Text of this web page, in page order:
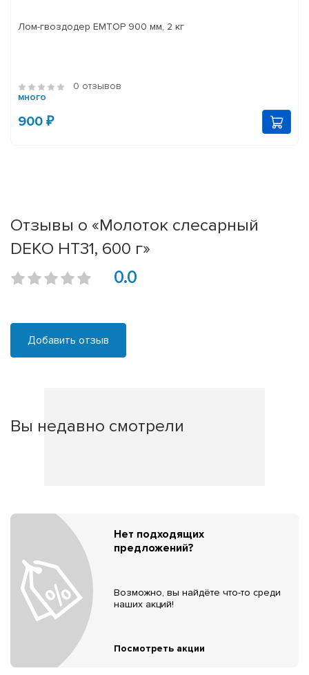
Лом-гвоздодер EMTOP 900 мм, 2 кг
0 отзывов
много
900 ₽
Отзывы о «Молоток слесарный
DEKO HT31, 600 г»
0.0
Добавить отзыв
Вы недавно смотрели
Нет подходящих
предложений?
Возможно, вы найдёте что-то среди
наших акций!
Посмотреть акции